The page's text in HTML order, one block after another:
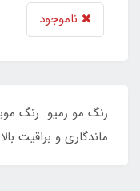
ناموجود
رنگ مو رمیو رنگ
ماندگاری و براقیت